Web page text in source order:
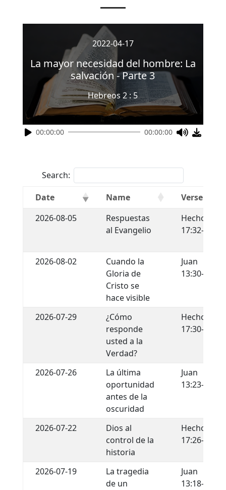
2022-04-17
La mayor necesidad del hombre: La
salvación - Parte 3
Hebreos 2 : 5
00:00:00 00:00:00
Search:
Date
Name
Verse
2026-08-05
Respuestas
al Evangelio
Hechos
17:32-34
2026-08-02
Cuando la
Gloria de
Cristo se
hace visible
Juan
13:30-35
2026-07-29
¿Cómo
responde
usted a la
Verdad?
Hechos
17:30-31
2026-07-26
La última
oportunidad
antes de la
oscuridad
Juan
13:23-30
2026-07-22
Dios al
control de la
historia
Hechos
17:26-29
2026-07-19
La tragedia
de un
Juan
13:18-22